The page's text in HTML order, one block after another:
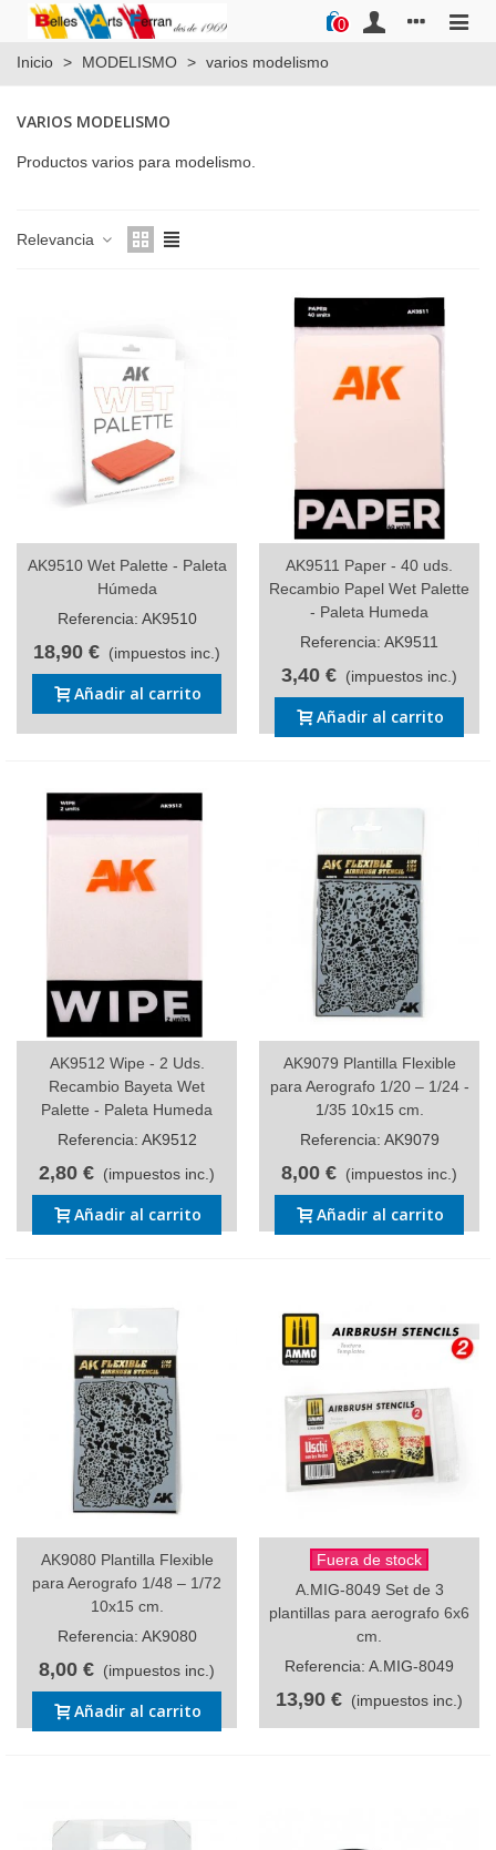
0
Inicio > MODELISMO > varios modelismo
VARIOS MODELISMO
Productos varios para modelismo.
Relevancia
AK9510 Wet Palette - Paleta
Húmeda
Referencia: AK9510
18,90 € (impuestos inc.)
Añadir al carrito
AK9511 Paper - 40 uds.
Recambio Papel Wet Palette
- Paleta Humeda
Referencia: AK9511
3,40 € (impuestos inc.)
Añadir al carrito
AK9512 Wipe - 2 Uds.
Recambio Bayeta Wet
Palette - Paleta Humeda
Referencia: AK9512
2,80 € (impuestos inc.)
Añadir al carrito
AK9079 Plantilla Flexible
para Aerografo 1/20 – 1/24 -
1/35 10x15 cm.
Referencia: AK9079
8,00 € (impuestos inc.)
Añadir al carrito
AK9080 Plantilla Flexible
para Aerografo 1/48 – 1/72
10x15 cm.
Referencia: AK9080
8,00 € (impuestos inc.)
Añadir al carrito
Fuera de stock
A.MIG-8049 Set de 3
plantillas para aerografo 6x6
cm.
Referencia: A.MIG-8049
13,90 € (impuestos inc.)